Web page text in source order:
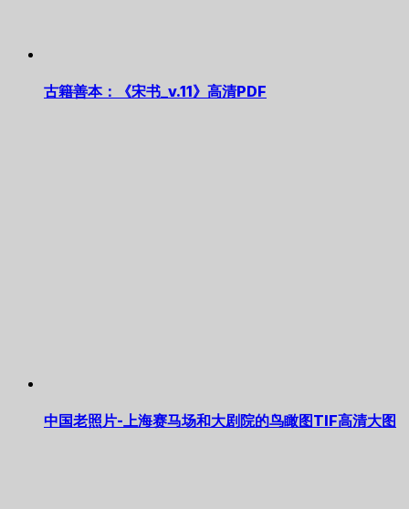
古籍善本：《宋书_v.11》高清PDF
中国老照片-上海赛马场和大剧院的鸟瞰图TIF高清大图